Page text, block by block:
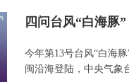
四问台风“白海豚
今年第13号台风“白海
闽沿海登陆，中央气象